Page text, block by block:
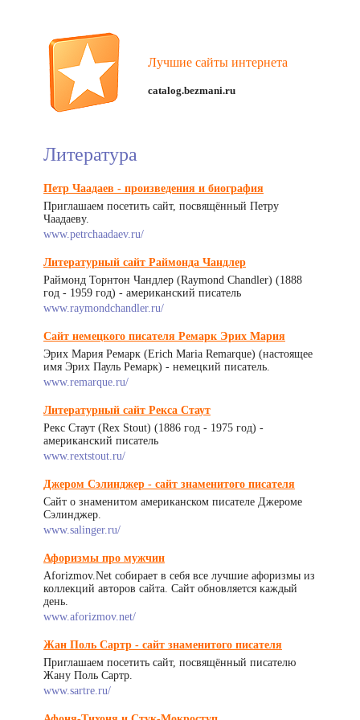
Лучшие сайты интернета
catalog.bezmani.ru
Литература
Петр Чаадаев - произведения и биография
Приглашаем посетить сайт, посвящённый Петру
Чаадаеву.
www.petrchaadaev.ru/
Литературный сайт Раймонда Чандлер
Раймонд Торнтон Чандлер (Raymond Chandler) (1888
год - 1959 год) - американский писатель
www.raymondchandler.ru/
Сайт немецкого писателя Ремарк Эрих Мария
Эрих Мария Ремарк (Erich Maria Remarque) (настоящее
имя Эрих Пауль Ремарк) - немецкий писатель.
www.remarque.ru/
Литературный сайт Рекса Стаут
Рекс Стаут (Rex Stout) (1886 год - 1975 год) -
американский писатель
www.rextstout.ru/
Джером Сэлинджер - сайт знаменитого писателя
Сайт о знаменитом американском писателе Джероме
Сэлинджер.
www.salinger.ru/
Афоризмы про мужчин
Aforizmov.Net собирает в себя все лучшие афоризмы из
коллекций авторов сайта. Сайт обновляется каждый
день.
www.aforizmov.net/
Жан Поль Сартр - сайт знаменитого писателя
Приглашаем посетить сайт, посвящённый писателю
Жану Поль Сартр.
www.sartre.ru/